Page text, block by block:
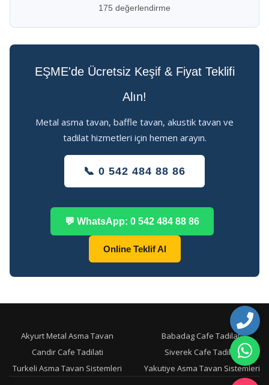
175 değerlendirme
EŞME'de Ücretsiz Keşif & Fiyat Teklifi
Alın!
Metal asma tavan, baffle tavan, akustik tavan ve
tadilat hizmetleri için hemen arayın.
📞 0 542 484 88 86
💬 WhatsApp: 0 542 484 88 86
Online Teklif Al
Akyurt Metal Asma Tavan
Babadag Cafe Tadilati
Candir Cafe Tadilati
Siverek Cafe Tadilati
Turkeli Asma Tavan Sistemleri
Yakutiye Asma Tavan Sistemleri